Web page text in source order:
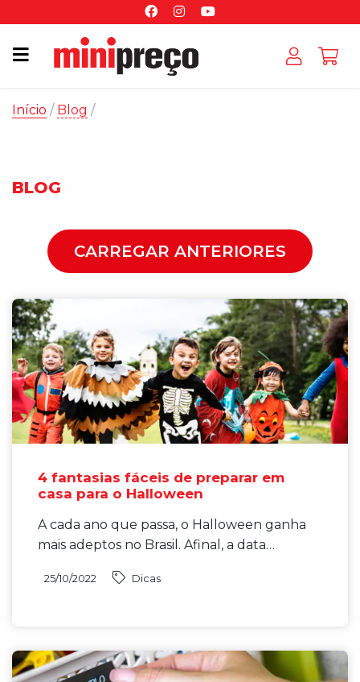
Início / Blog
BLOG
CARREGAR ANTERIORES
4 fantasias fáceis de preparar em
casa para o Halloween
A cada ano que passa, o Halloween ganha
mais adeptos no Brasil. Afinal, a data…
25/10/2022 Dicas